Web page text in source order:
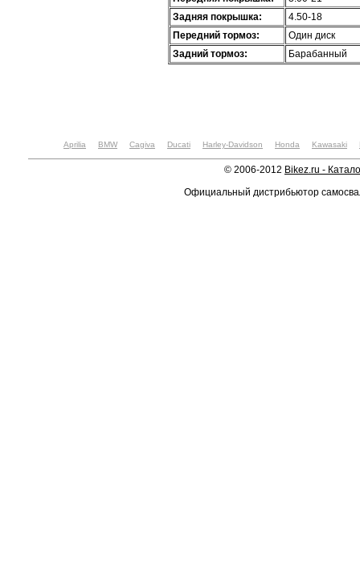
Задняя покрышка:
4.50-18
Передний тормоз:
Один диск
Задний тормоз:
Барабанный
Aprilia BMW Cagiva Ducati Harley-Davidson Honda Kawasaki
© 2006-2012 Bikez.ru -
Официальный дистрибьютор